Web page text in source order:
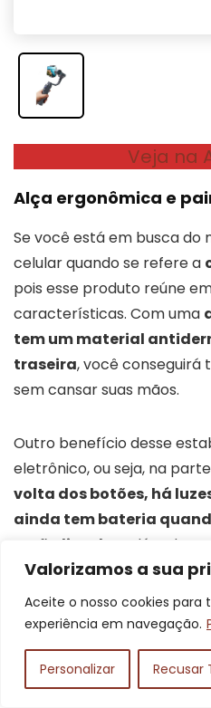
Valorizamos a sua
Aceite o nosso cookies para
experiência em navegação.
Personalizar Recusar
Veja na
Alça ergonômica e
Se você está em busca
celular quando se refere a
pois esse produto reúne
características. Com uma
tem um material
traseira, você
sem cansar suas mãos.
Outro benefício desse
eletrônico, ou seja, na
volta dos botões, há
ainda tem bateria
estão ligados
. Além
também um botão que
tirar as fotos.
A bateria possui uma
horasapós carregada,